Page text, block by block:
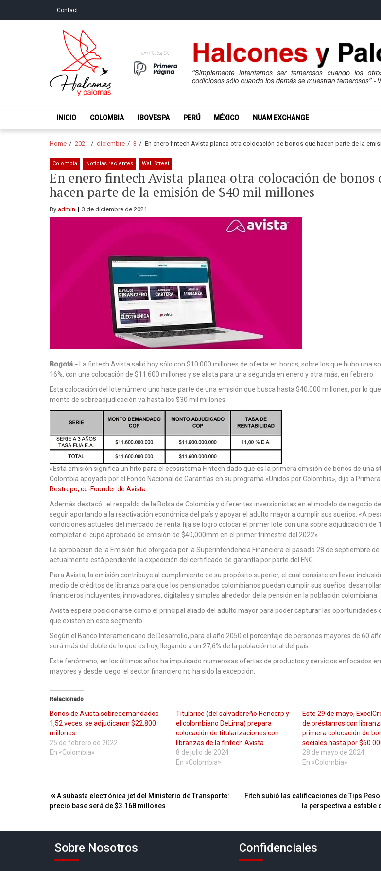
Contact
Halcones y Palomas
INICIO COLOMBIA IBOVESPA PERÚ MÉXICO NUAM EXCHANGE
Home 2021 diciembre 3 En enero fintech Avista planea otra colocación de bonos que hacen parte de la
Colombia Noticias recientes Wall Street
En enero fintech Avista planea otra colocación de bonos
hacen parte de la emisión de $40 mil millones
By admin 3 de diciembre de 2021
Bogotá.- La fintech Avista salió hoy sólo con $10.000 millones de oferta en bonos, sobre los que hubo una
16%, con una colocación de $11.600 millones y se alista para una segunda en enero y otra más, en febrero.
Esta colocación del lote número uno hace parte de una emisión que busca hasta $40.000 millones, por lo que
monto de sobreadjudicación va hasta los $30 mil millones.
«Esta emisión significa un hito para el ecosistema Fintech dado que es la primera emisión de bonos de una
Colombia apoyada por el Fondo Nacional de Garantías en su programa »Unidos por Colombia», dijo a
Restrepo, co-Founder de Avista.
Además destacó , el respaldo de la Bolsa de Colombia y diferentes inversionistas en el modelo de negocio
seguir aportando a la reactivación económica del país y apoyar el adulto mayor a cumplir sus sueños. «A
condiciones actuales del mercado de renta fija se logro colocar el primer lote con una sobre adjudicación de
completar el cupo aprobado de emisión de $40,000mm en el primer trimestre del 2022».
La aprobación de la Emisión fue otorgada por la Superintendencia Financiera el pasado 28 de septiembre
actualmente está pendiente la expedición del certificado de garantía por parte del FNG.
Para Avista, la emisión contribuye al cumplimiento de su propósito superior, el cual consiste en llevar
medio de créditos de libranza para que los pensionados colombianos puedan cumplir sus sueños,
financieros incluyentes, innovadores, digitales y simples alrededor de la pensión en la población colombiana.
Avista espera posicionarse como el principal aliado del adulto mayor para poder capturar las oportunidades
que existen en este segmento.
Según el Banco Interamericano de Desarrollo, para el año 2050 el porcentaje de personas mayores de 60
será más del doble de lo que es hoy, llegando a un 27,6% de la población total del país.
Este fenómeno, en los últimos años ha impulsado numerosas ofertas de productos y servicios enfocados
mayores y desde luego, el sector financiero no ha sido la excepción.
Relacionado
Bonos de Avista sobredemandados
1,52 veces: se adjudicaron $22.800
millones
25 de febrero de 2022
En «Colombia»
Titularice (del salvadoreño Hencorp y
el colombiano DeLima) prepara
colocación de titularizaciones con
libranzas de la fintech Avista
8 de julio de 2024
En «Colombia»
Este 29 de mayo,
de préstamos con
primera colocación de
sociales hasta por
28 de mayo de 2024
En «Colombia»
Navegación
de
entradas
A subasta electrónica jet del Ministerio de Transporte:
precio base será de $3.168 millones
Fitch subió las calificaciones de Tips
la perspectiva a estable
Sobre Nosotros Confidenciales